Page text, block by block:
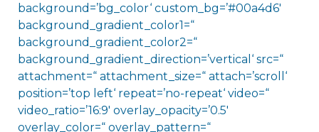
background=’bg_color‘ custom_bg=’#00a4d6′
background_gradient_color1=“
background_gradient_color2=“
background_gradient_direction=’vertical‘ src=“
attachment=“ attachment_size=“ attach=’scroll‘
position=’top left‘ repeat=’no-repeat‘ video=“
video_ratio=’16:9′ overlay_opacity=’0.5′
overlay_color=“ overlay_pattern=“